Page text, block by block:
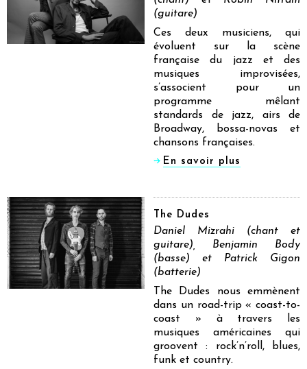
(guitare)
Ces deux musiciens, qui
évoluent sur la scène
française du jazz et des
musiques improvisées,
s’associent pour un
programme mêlant
standards de jazz, airs de
Broadway, bossa-novas et
chansons françaises.
En savoir plus
The Dudes
Daniel Mizrahi (chant et
guitare), Benjamin Body
(basse) et Patrick Gigon
(batterie)
The Dudes nous emmènent
dans un road-trip « coast-to-
coast » à travers les
musiques américaines qui
groovent : rock’n’roll, blues,
funk et country.